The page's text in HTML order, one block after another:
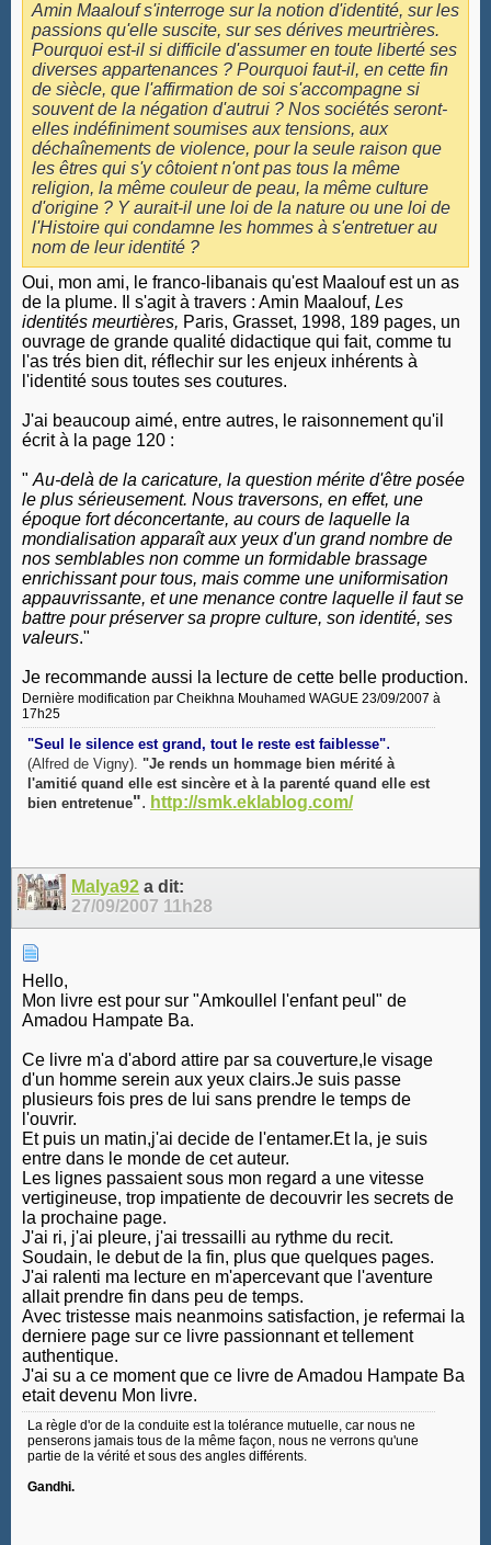
Amin Maalouf s'interroge sur la notion d'identité, sur les
passions qu'elle suscite, sur ses dérives meurtrières.
Pourquoi est-il si difficile d'assumer en toute liberté ses
diverses appartenances ? Pourquoi faut-il, en cette fin
de siècle, que l'affirmation de soi s'accompagne si
souvent de la négation d'autrui ? Nos sociétés seront-
elles indéfiniment soumises aux tensions, aux
déchaînements de violence, pour la seule raison que
les êtres qui s'y côtoient n'ont pas tous la même
religion, la même couleur de peau, la même culture
d'origine ? Y aurait-il une loi de la nature ou une loi de
l'Histoire qui condamne les hommes à s'entretuer au
nom de leur identité ?
Oui, mon ami, le franco-libanais qu'est Maalouf est un as
de la plume. Il s'agit à travers : Amin Maalouf, Les
identités meurtières, Paris, Grasset, 1998, 189 pages, un
ouvrage de grande qualité didactique qui fait, comme tu
l'as trés bien dit, réflechir sur les enjeux inhérents à
l'identité sous toutes ses coutures.
J'ai beaucoup aimé, entre autres, le raisonnement qu'il
écrit à la page 120 :
" Au-delà de la caricature, la question mérite d'être posée
le plus sérieusement. Nous traversons, en effet, une
époque fort déconcertante, au cours de laquelle la
mondialisation apparaît aux yeux d'un grand nombre de
nos semblables non comme un formidable brassage
enrichissant pour tous, mais comme une uniformisation
appauvrissante, et une menance contre laquelle il faut se
battre pour préserver sa propre culture, son identité, ses
valeurs."
Je recommande aussi la lecture de cette belle production.
Dernière modification par Cheikhna Mouhamed WAGUE 23/09/2007 à
17h25
"Seul le silence est grand, tout le reste est faiblesse".
(Alfred de Vigny). "Je rends un hommage bien mérité à
l'amitié quand elle est sincère et à la parenté quand elle est
bien entretenue". http://smk.eklablog.com/
Malya92 a dit:
27/09/2007 11h28
Hello,
Mon livre est pour sur "Amkoullel l'enfant peul" de
Amadou Hampate Ba.
Ce livre m'a d'abord attire par sa couverture,le visage
d'un homme serein aux yeux clairs.Je suis passe
plusieurs fois pres de lui sans prendre le temps de
l'ouvrir.
Et puis un matin,j'ai decide de l'entamer.Et la, je suis
entre dans le monde de cet auteur.
Les lignes passaient sous mon regard a une vitesse
vertigineuse, trop impatiente de decouvrir les secrets de
la prochaine page.
J'ai ri, j'ai pleure, j'ai tressailli au rythme du recit.
Soudain, le debut de la fin, plus que quelques pages.
J'ai ralenti ma lecture en m'apercevant que l'aventure
allait prendre fin dans peu de temps.
Avec tristesse mais neanmoins satisfaction, je refermai la
derniere page sur ce livre passionnant et tellement
authentique.
J'ai su a ce moment que ce livre de Amadou Hampate Ba
etait devenu Mon livre.
La règle d'or de la conduite est la tolérance mutuelle, car nous ne
penserons jamais tous de la même façon, nous ne verrons qu'une
partie de la vérité et sous des angles différents.
Gandhi.